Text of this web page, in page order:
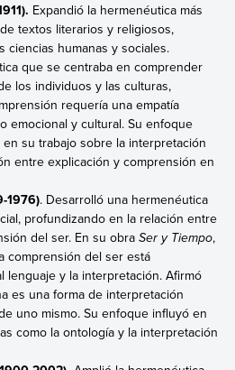
Expandió la hermenéutica más
textos literarios y religiosos,
ciencias humanas y sociales.
que se centraba en comprender
los individuos y las culturas,
requería una empatía
emocional y cultural. Su enfoque
su trabajo sobre la interpretación
entre explicación y comprensión en
1976). Desarrolló una hermenéutica
profundizando en la relación entre
del ser. En su obraSer y Tiempo,
comprensión del ser está
lenguaje y la interpretación. Afirmó
es una forma de interpretación
uno mismo. Su enfoque influyó en
como la ontología y la interpretación